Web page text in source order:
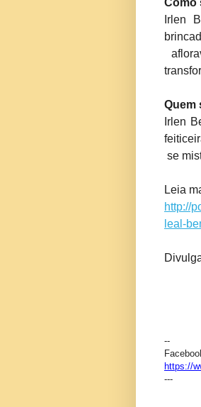
Irlen
Quem
Irlen
se
Leia
http://
leal-
--
https://
---